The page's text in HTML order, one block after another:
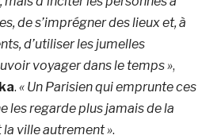
de s’imprégner des lieux et, à
d’utiliser les jumelles
voyager dans le temps »,
. « Un Parisien qui emprunte ces
les regarde plus jamais de la
ville autrement ».